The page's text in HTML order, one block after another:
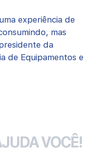
experiência de
mas
da
de Equipamentos e
VOCÊ!